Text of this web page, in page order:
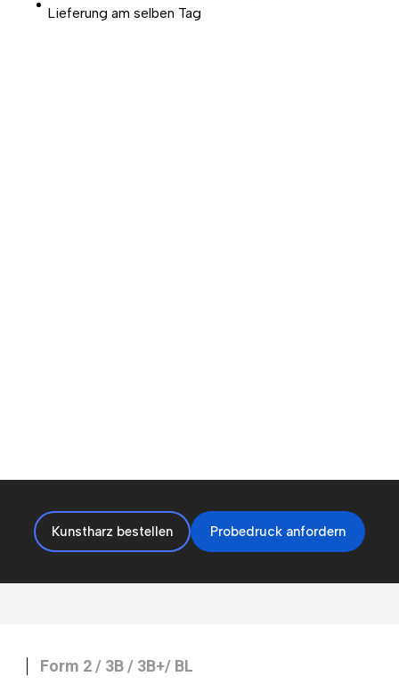
Lieferung am selben Tag
Kunstharz bestellen Probedruck anfordern
Form 2 / 3B / 3B+/ BL